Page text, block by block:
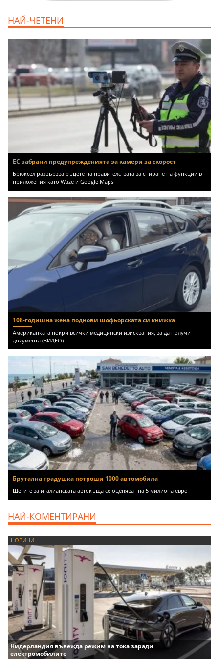
НАЙ-ЧЕТЕНИ
ЕС забрани предупрежденията за камери за скорост
Брюксел развързва ръцете на правителствата за спиране на функции в
приложения като Waze и Google Maps
108-годишна жена поднови шофьорската си книжка
Американката покри всички медицински изисквания, за да получи
документа (ВИДЕО)
Брутална градушка потроши 1000 автомобила
Щетите за италианската автокъща се оценяват на 5 милиона евро
НАЙ-КОМЕНТИРАНИ
НОВИНИ
Нидерландия въвежда режим на тока заради
електромобилите